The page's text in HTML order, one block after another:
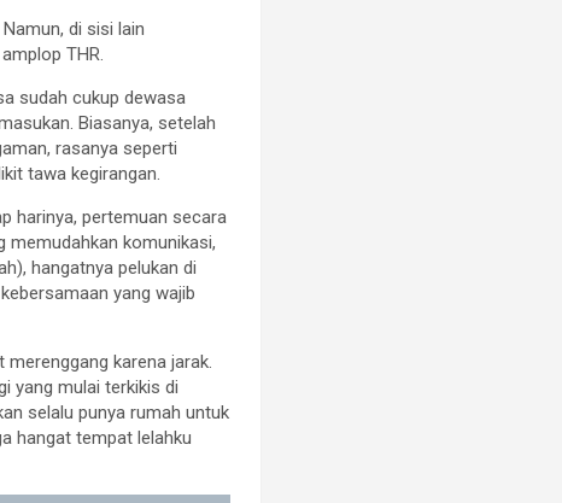
di sisi lain
THR.
sudah cukup dewasa
Biasanya, setelah
rasanya seperti
tawa kegirangan.
harinya, pertemuan secara
memudahkan komunikasi,
hangatnya pelukan di
yang wajib
karena jarak.
yang mulai terkikis di
selalu punya rumah untuk
hangat tempat lelahku